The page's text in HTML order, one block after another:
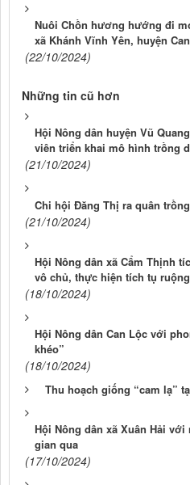
Nuôi Chồn hương hướng đi
xã Khánh Vĩnh Yên, huyện
(22/10/2024)
Những tin cũ hơn
Hội Nông dân huyện Vũ
viên triển khai mô hình trồng
(21/10/2024)
Chi hội Đăng Thị ra quân
(21/10/2024)
Hội Nông dân xã Cẩm Thịnh
vô chủ, thực hiện tích tụ
(18/10/2024)
Hội Nông dân Can Lộc với
khéo”
(18/10/2024)
Thu hoạch giống “cam lạ”
Hội Nông dân xã Xuân Hải
gian qua
(17/10/2024)